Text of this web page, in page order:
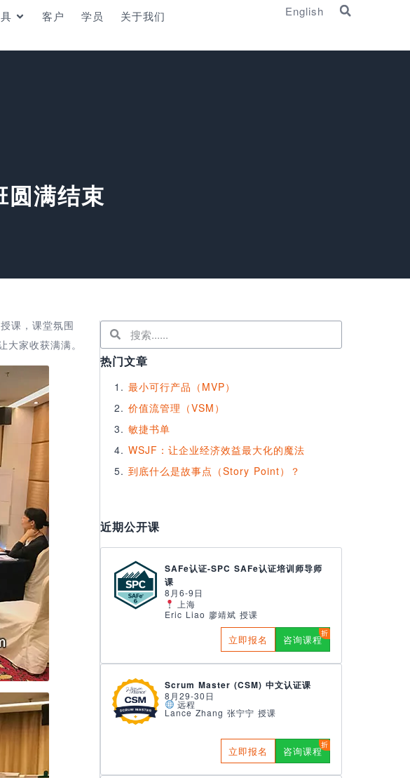
客户 学员 关于我们 English
圆满结束
课，课堂氛围
家收获满满。
热门文章
最小可行产品（MVP）
价值流管理（VSM）
敏捷书单
WSJF：让企业经济效益最大化的魔法
到底什么是故事点（Story Point）？
近期公开课
SAFe认证-SPC SAFe认证培训师导师
课
8月6-9日
上海
Eric Liao 廖靖斌 授课
立即报名 咨询课程
Scrum Master (CSM) 中文认证课
8月29-30日
远程
Lance Zhang 张宁宁 授课
立即报名 咨询课程